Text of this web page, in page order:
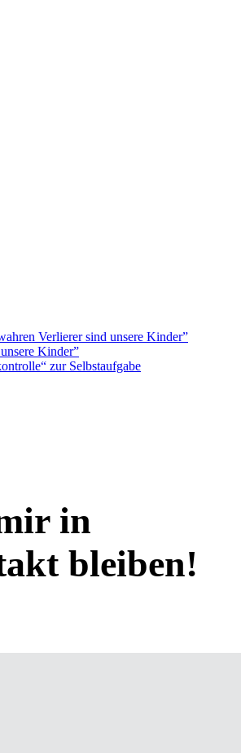
Verlierer sind unsere Kinder”
Kinder”
zur Selbstaufgabe
in
bleiben!